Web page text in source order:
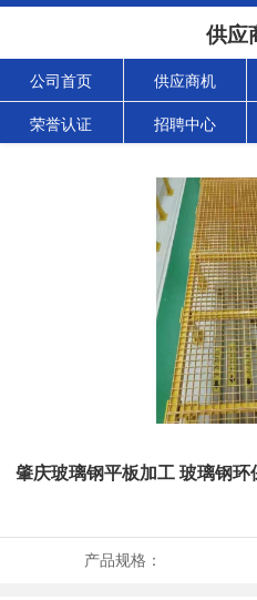
供应
公司首页 供应商机
荣誉认证 招聘中心
肇庆玻璃钢平板加工 玻璃钢
产品规格：